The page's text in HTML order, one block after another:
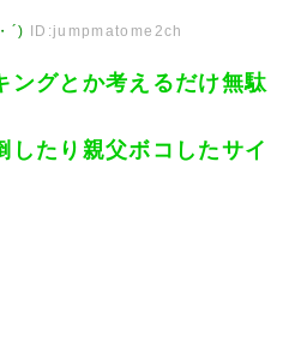
´) ID:jumpmatome2ch
ングとか考えるだけ無駄
したり親父ボコしたサイ